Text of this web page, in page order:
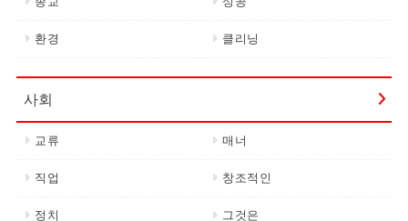
환경 클리닝
사회
교류 매너
직업 창조적인
정치 그것은